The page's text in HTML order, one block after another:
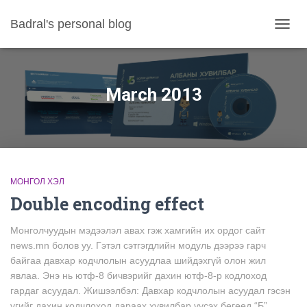
Badral's personal blog
March 2013
МОНГОЛ ХЭЛ
Double encoding effect
Монголчуудын мэдээлэл авах гэж хамгийн их ордог сайт
news.mn болов уу. Гэтэл сэтгэгдлийн модуль дээрээ гарч
байгаа давхар кодчлолын асуудлаа шийдэхгүй олон жил
явлаа. Энэ нь ютф-8 бичвэрийг дахин ютф-8-р кодлоход
гардаг асуудал. Жишээлбэл: Давхар кодчлолын асуудал гэсэн